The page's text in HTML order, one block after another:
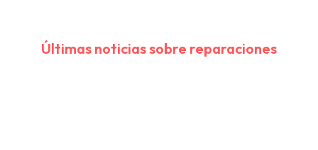
Últimas noticias sobre reparaciones